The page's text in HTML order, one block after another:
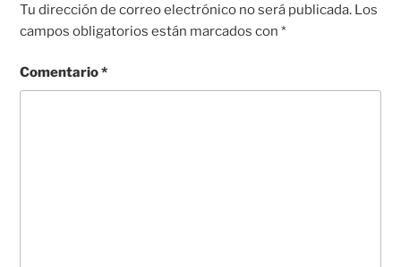
Tu dirección de correo electrónico no será publicada. Los
campos obligatorios están marcados con*
Comentario*